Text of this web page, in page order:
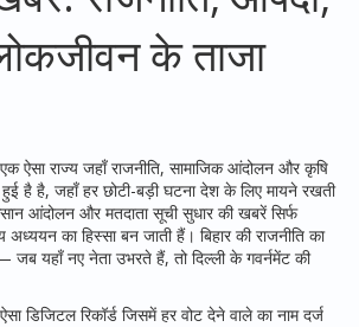
के ताजा
ऐसा राज्य जहाँ राजनीति, सामाजिक आंदोलन और कृषि
है है, जहाँ हर छोटी-बड़ी घटना देश के लिए मायने रखती
आंदोलन और मतदाता सूची सुधार की खबरें सिर्फ
अध्ययन का हिस्सा बन जाती हैं। बिहार की राजनीति का
यहाँ नए नेता उभरते हैं, तो दिल्ली के गवर्नमेंट की
डिजिटल रिकॉर्ड जिसमें हर वोट देने वाले का नाम दर्ज